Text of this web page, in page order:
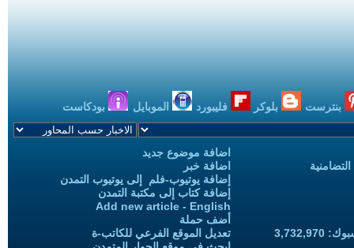
بنترست بلوكر فليبورد الموبايل بودكاست
اضافة موضوع جديد
اضافة خبر
إضافة يوتيوب-فلم إلى يوتيوب التمدن
إضافة كتاب إلى مكتبة التمدن
Add new article - English
أضف حملة
تعديل الموقع الفرعي للكاتب-ة